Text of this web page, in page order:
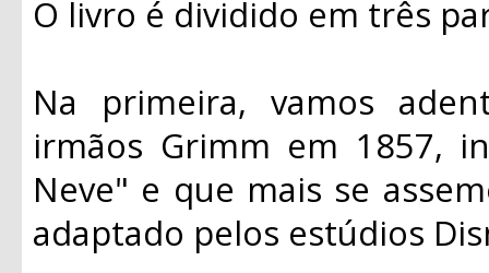
O livro é dividido em três
Na primeira, vamos
irmãos Grimm em 1857,
Neve" e que mais se
adaptado pelos estúdios